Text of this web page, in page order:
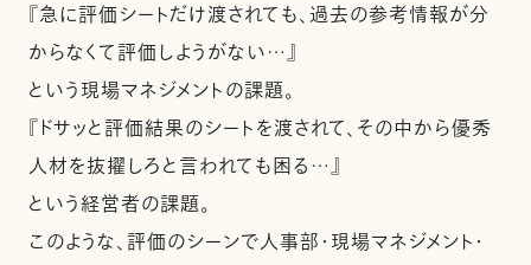
『急に評価シートだけ渡されても、過去の参考情報が分
からなくて評価しようがない…』
という現場マネジメントの課題。
『ドサッと評価結果のシートを渡されて、その中から優秀
人材を抜擢しろと言われても困る…』
という経営者の課題。
このような、評価のシーンで人事部・現場マネジメント・